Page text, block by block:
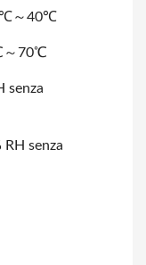
～40℃
～70℃
senza
senza